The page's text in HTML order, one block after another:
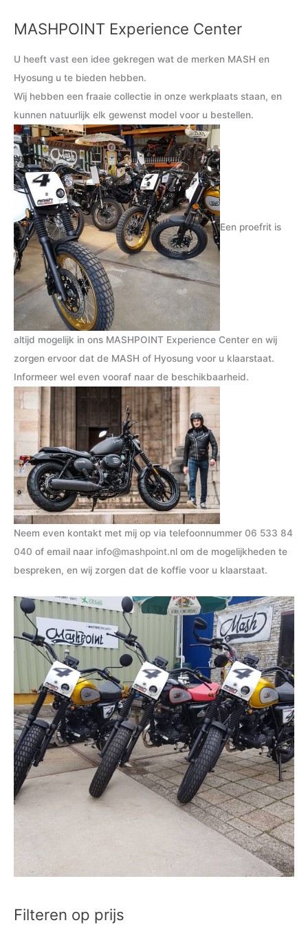
MASHPOINT Experience Center
U heeft vast een idee gekregen wat de merken MASH en
Hyosung u te bieden hebben.
Wij hebben een fraaie collectie in onze werkplaats staan, en
kunnen natuurlijk elk gewenst model voor u bestellen.
Een proefrit is
altijd mogelijk in ons MASHPOINT Experience Center en wij
zorgen ervoor dat de MASH of Hyosung voor u klaarstaat.
Informeer wel even vooraf naar de beschikbaarheid.
Neem even kontakt met mij op via telefoonnummer 06 533 84
040 of email naar info@mashpoint.nl om de mogelijkheden te
bespreken, en wij zorgen dat de koffie voor u klaarstaat.
Filteren op prijs